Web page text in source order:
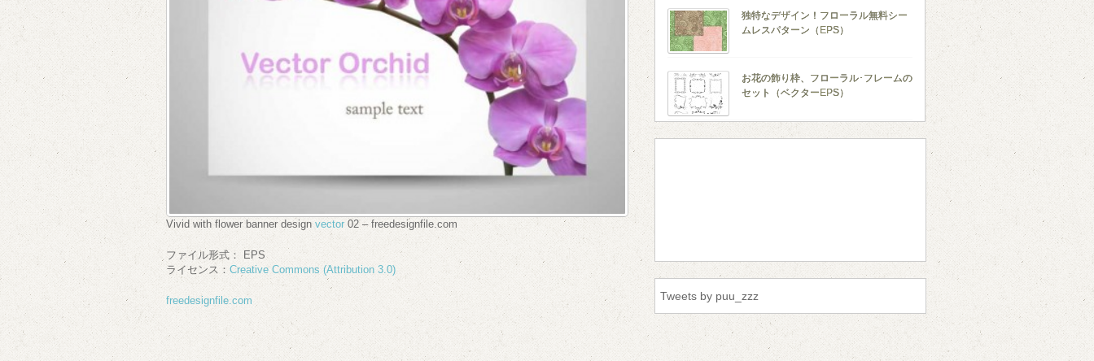
Vivid with flower banner design vector 02 – freedesignfile.com
ファイル形式： EPS
ライセンス： Creative Commons (Attribution 3.0)
freedesignfile.com
独特なデザイン！フローラル無料シー
ムレスパターン（EPS）
お花の飾り枠、フローラル･フレームの
セット（ベクターEPS）
Tweets by puu_zzz